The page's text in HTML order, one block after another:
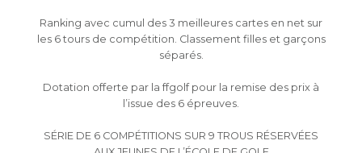
Ranking avec cumul des 3 meilleures cartes en net sur
les 6 tours de compétition. Classement filles et garçons
séparés.
Dotation offerte par la ffgolf pour la remise des prix à
l’issue des 6 épreuves.
SÉRIE DE 6 COMPÉTITIONS SUR 9 TROUS RÉSERVÉES